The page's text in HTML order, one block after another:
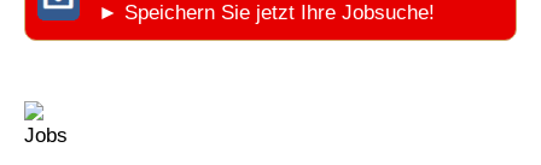
► Speichern Sie jetzt Ihre Jobsuche!